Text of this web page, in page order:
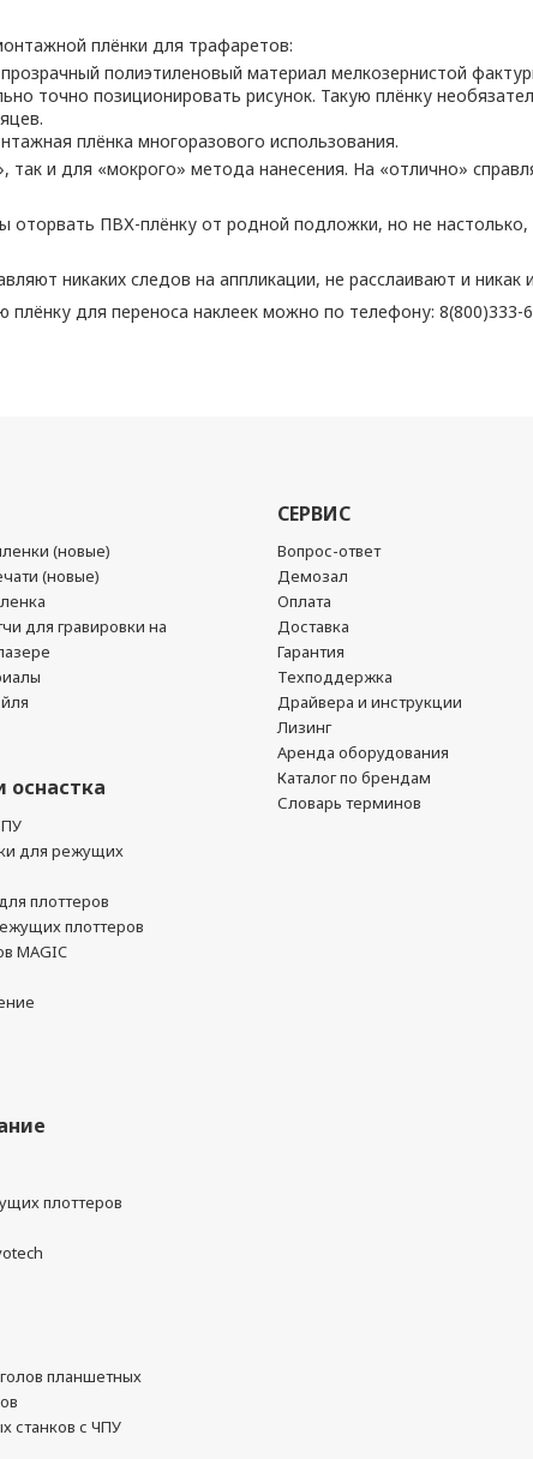
плёнки для трафаретов:
полиэтиленовый материал мелкозернистой
точно позиционировать рисунок. Такую плёнку
плёнка многоразового использования.
так и для «мокрого» метода нанесения. На «отлично»
оторвать ПВХ-плёнку от родной подложки, но не
никаких следов на аппликации, не расслаивают и
для переноса наклеек можно по телефону: 8(800)333-
(новые)
(новые)
для гравировки на
оснастка
для режущих
плоттеров
плоттеров
MAGIC
плоттеров
планшетных
станков с ЧПУ
СЕРВИС
Вопрос-ответ
Демозал
Оплата
Доставка
Гарантия
Техподдержка
Драйвера и инструкции
Лизинг
Аренда оборудования
Каталог по брендам
Словарь терминов